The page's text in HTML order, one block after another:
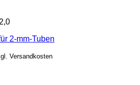
2-mm-Tuben
Versandkosten